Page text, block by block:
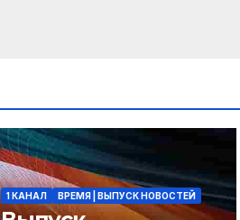
1 КАНАЛ ВРЕМЯ | ВЫПУСК НОВОСТЕЙ